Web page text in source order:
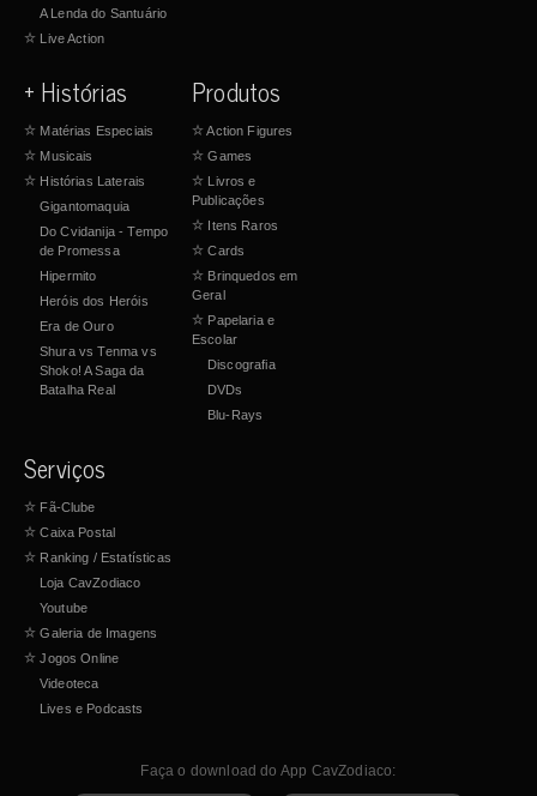
A Lenda do Santuário
☆ Live Action
+ Histórias
☆ Matérias Especiais
☆ Musicais
☆ Histórias Laterais
Gigantomaquia
Do Cvidanija - Tempo
de Promessa
Hipermito
Heróis dos Heróis
Era de Ouro
Shura vs Tenma vs
Shoko! A Saga da
Batalha Real
Produtos
☆Action Figures
☆ Games
☆ Livros e
Publicações
☆ Itens Raros
☆ Cards
☆ Brinquedos em
Geral
☆ Papelaria e
Escolar
Discografia
DVDs
Blu-Rays
Serviços
☆ Fã-Clube
☆ Caixa Postal
☆ Ranking / Estatísticas
Loja CavZodiaco
Youtube
☆ Galeria de Imagens
☆ Jogos Online
Videoteca
Lives e Podcasts
Faça o download do App CavZodiaco: